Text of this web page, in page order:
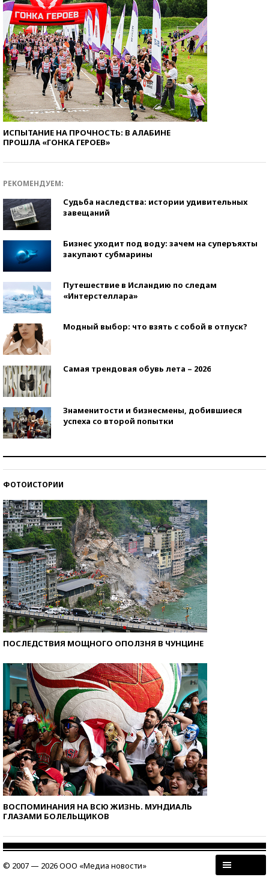
ИСПЫТАНИЕ НА ПРОЧНОСТЬ: В АЛАБИНЕ
ПРОШЛА «ГОНКА ГЕРОЕВ»
РЕКОМЕНДУЕМ:
Судьба наследства: истории удивительных
завещаний
Бизнес уходит под воду: зачем на суперъяхты
закупают субмарины
Путешествие в Исландию по следам
«Интерстеллара»
Модный выбор: что взять с собой в отпуск?
Самая трендовая обувь лета – 2026
Знаменитости и бизнесмены, добившиеся
успеха со второй попытки
ФОТОИСТОРИИ
ПОСЛЕДСТВИЯ МОЩНОГО ОПОЛЗНЯ В ЧУНЦИНЕ
ВОСПОМИНАНИЯ НА ВСЮ ЖИЗНЬ. МУНДИАЛЬ
ГЛАЗАМИ БОЛЕЛЬЩИКОВ
© 2007 — 2026 ООО «Медиа новости»